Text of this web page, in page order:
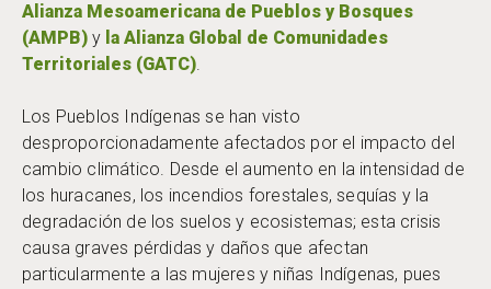
Alianza Mesoamericana de Pueblos y Bosques
(AMPB) y la Alianza Global de Comunidades
Territoriales (GATC).
Los Pueblos Indígenas se han visto
desproporcionadamente afectados por el impacto del
cambio climático. Desde el aumento en la intensidad de
los huracanes, los incendios forestales, sequías y la
degradación de los suelos y ecosistemas; esta crisis
causa graves pérdidas y daños que afectan
particularmente a las mujeres y niñas Indígenas, pues